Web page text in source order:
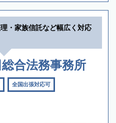
・家族信託など幅広く対応
合法務事務所
全国出張対応可